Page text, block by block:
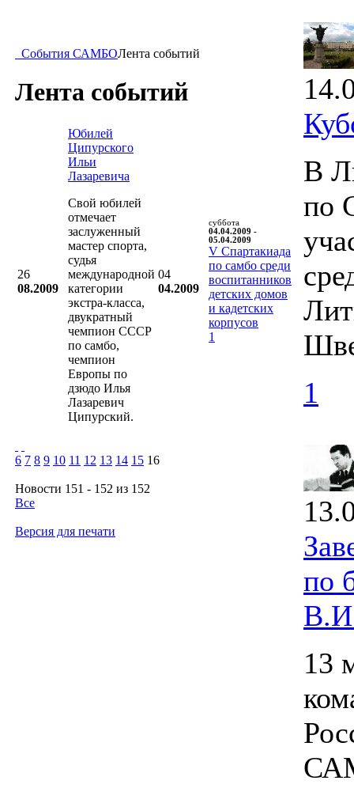
События САМБОЛента событий
Лента событий
26
08.2009
Юбилей
Ципурского
Ильи
Лазаревича
Свой юбилей
отмечает
заслуженный
мастер спорта,
судья
международной
категории
экстра-класса,
двукратный
чемпион СССР
по самбо,
чемпион
Европы по
дзюдо Илья
Лазаревич
Ципурский.
04
04.2009
суббота
04.04.2009 -
05.04.2009
V Cпартакиада
по самбо среди
воспитанников
детских домов
и кадетских
корпусов
1
6 7 8 9 10 11 12 13 14 15 16
Новости 151 - 152 из 152
Все
Версия для печати
В
по
1
по
13